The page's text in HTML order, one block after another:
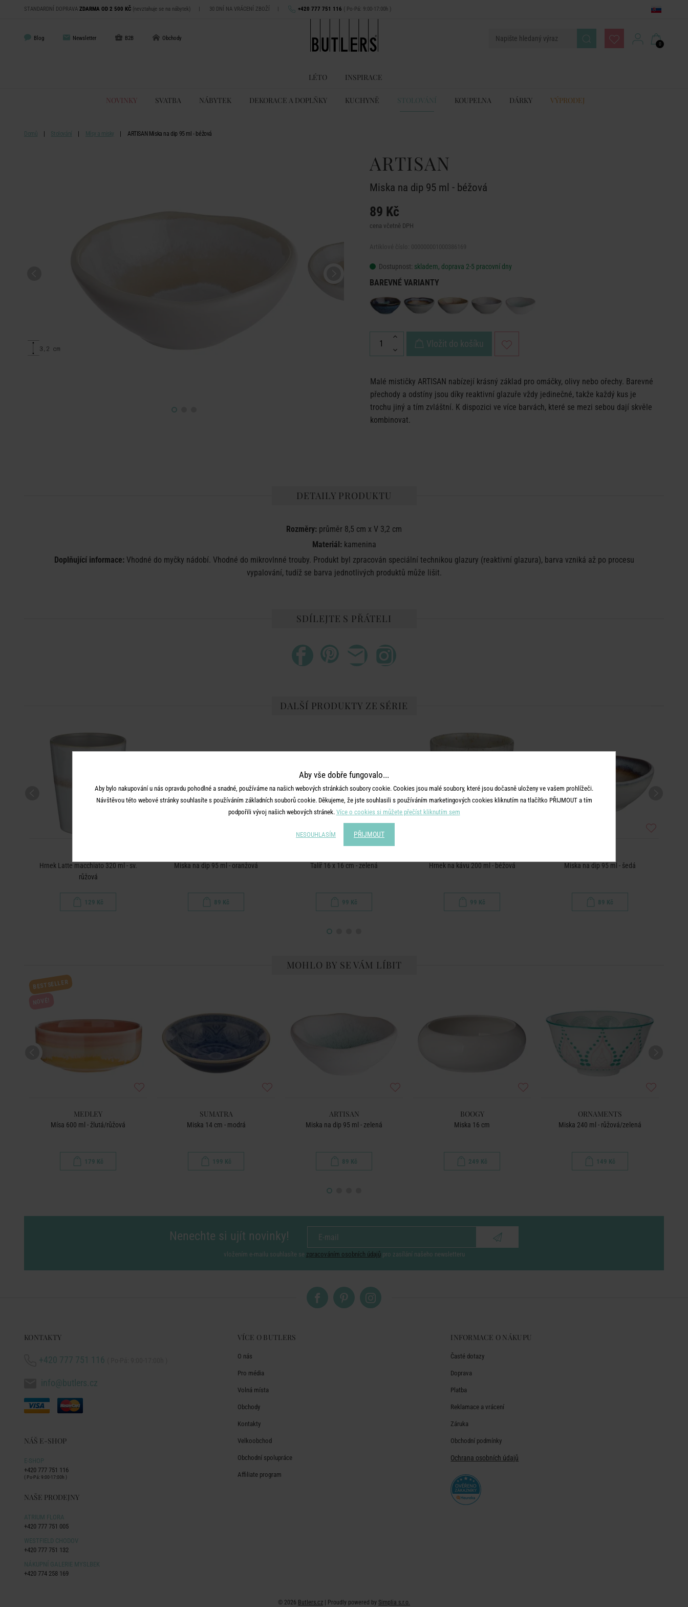
STANDARDNÍ DOPRAVA ZDARMA OD 2 500 KČ (nevztahuje se na nábytek) | 30 DNÍ NA VRÁCENÍ ZBOŽÍ | +420 777 751 116 ( Po-Pá: 9:00-17:00h )
Blog Newsletter B2B Obchody
0
LÉTO INSPIRACE
NOVINKY SVATBA NÁBYTEK DEKORACE A DOPLŇKY KUCHYNĚ STOLOVÁNÍ KOUPELNA DÁRKY VÝPRODEJ
Domů Stolování Mísy a misky ARTISAN Miska na dip 95 ml - béžová
ARTISAN
Miska na dip 95 ml - béžová
89 Kč
cena včetně DPH
Dostupnost: skladem, doprava 2-5 pracovní dny
BAREVNÉ VARIANTY
Vložit do košíku
Malé mističky ARTISAN nabízejí krásný základ pro omáčky, olivy nebo ořechy. Barevné
přechody a odstíny jsou díky reaktivní glazuře vždy jedinečné, takže každý kus je
trochu jiný a tím zvláštní. K dispozici ve více barvách, které se mezi sebou dají skvěle
kombinovat.
DETAILY PRODUKTU
Rozměry: průměr 8,5 cm x V 3,2 cm
Materiál:kamenina
Doplňující informace:Vhodné do myčky nádobí. Vhodné do mikrovlnné trouby. Produkt byl zpracován speciální technikou glazury (reaktivní glazura), barva vzniká až po procesu
vypalování, tudíž se barva jednotlivých produktů může lišit.
SDÍLEJTE S PŘÁTELI
DALŠÍ PRODUKTY ZE SÉRIE
Hrnek Latte macchiato 320 ml - sv.
růžová
129 Kč
Miska na dip 95 ml - oranžová
89 Kč
Talíř 16 x 16 cm - zelená
99 Kč
Hrnek na kávu 200 ml - béžová
99 Kč
Miska na dip 95 ml - šedá
89 Kč
MOHLO BY SE VÁM LÍBIT
BESTSELLER
MEDLEY
Mísa 600 ml - žlutá/růžová
179 Kč
SUMATRA
Miska 14 cm - modrá
199 Kč
ARTISAN
Miska na dip 95 ml - zelená
89 Kč
BOOGY
Miska 16 cm
249 Kč
ORNAMENTS
Miska 240 ml - růžová/zelená
149 Kč
Nenechte si ujít novinky!
vložením e-mailu souhlasíte se zpracováním osobních údajů pro zasílání našeho newsletteru
KONTAKTY
+420 777 751 116
info@butlers.cz
NÁŠ E-SHOP
E-SHOP
+420 777 751 116
( Po-Pá: 9:00-17:00h )
NAŠE PRODEJNY
ATRIUM FLORA
+420 777 751 005
WESTFIELD CHODOV
+420 777 751 132
NÁKUPNÍ GALERIE MYSLBEK
+420 774 258 169
VÍCE O BUTLERS
O nás
Pro média
Volná místa
Obchody
Kontakty
Velkoobchod
Obchodní spolupráce
Affiliate program
INFORMACE O NÁKUPU
Časté dotazy
Doprava
Platba
Reklamace a vrácení
Záruka
Obchodní podmínky
Ochrana osobních údajů
© 2026 Butlers.cz | Proudly powered by Simplia s.r.o.
Aby vše dobře fungovalo...
Aby bylo nakupování u nás opravdu pohodlné a snadné, používáme na našich webových stránkách soubory cookie. Cookies jsou malé soubory, které jsou dočasně uloženy ve vašem prohlížeči.
Návštěvou této webové stránky souhlasíte s používáním základních souborů cookie. Děkujeme, že jste souhlasili s používáním marketingových cookies kliknutím na tlačítko PŘIJMOUT a tím
podpořili vývoj našich webových stránek. Více o cookies si můžete přečíst kliknutím sem
NESOUHLASÍM PŘIJMOUT